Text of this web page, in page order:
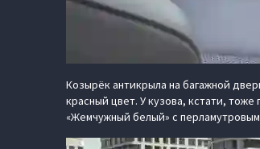
Козырёк антикрыла на багажной
красный цвет. У кузова, кстати,
«Жемчужный белый» с